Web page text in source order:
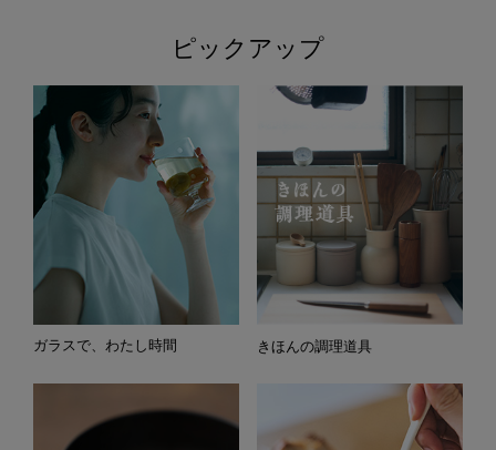
ピックアップ
ガラスで、わたし時間 きほんの調理道具